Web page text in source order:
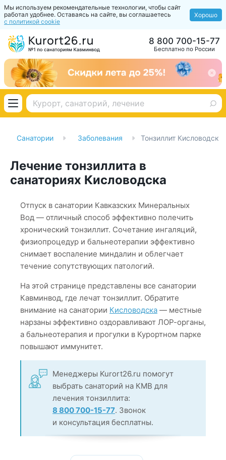
Мы используем рекомендательные технологии, чтобы сайт
работал удобнее. Оставаясь на сайте, вы соглашаетесь
с политикой cookie
Хорошо
Бесплатно по России
8 800 700-15-77
Санатории Заболевания Тонзиллит Кисловодск
Лечение тонзиллита в
санаториях Кисловодска
Отпуск в санатории Кавказских Минеральных
Вод — отличный способ эффективно полечить
хронический тонзиллит. Сочетание ингаляций,
физиопроцедур и бальнеотерапии эффективно
снимает воспаление миндалин и облегчает
течение сопутствующих патологий.
На этой странице представлены все санатории
Кавминвод, где лечат тонзиллит. Обратите
внимание на санатории Кисловодска — местные
нарзаны эффективно оздоравливают ЛОР-органы,
а бальнеотерапия и прогулки в Курортном парке
повышают иммунитет.
Менеджеры Kurort26.ru помогут
выбрать санаторий на КМВ для
лечения тонзиллита:
8 800 700-15-77. Звонок
и консультация бесплатны.